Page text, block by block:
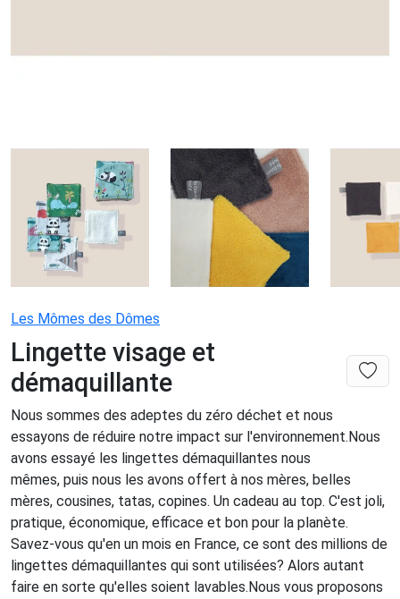
Les Mômes des Dômes
Lingette visage et
démaquillante
Nous sommes des adeptes du zéro déchet et nous
essayons de réduire notre impact sur l'environnement.Nous
avons essayé les lingettes démaquillantes nous
mêmes, puis nous les avons offert à nos mères, belles
mères, cousines, tatas, copines. Un cadeau au top. C'est joli,
pratique, économique, efficace et bon pour la planète.
Savez-vous qu'en un mois en France, ce sont des millions de
lingettes démaquillantes qui sont utilisées? Alors autant
faire en sorte qu'elles soient lavables.Nous vous proposons